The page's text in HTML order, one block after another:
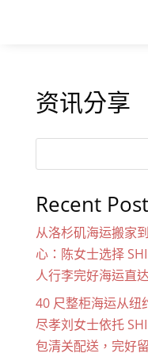
资讯分享
Recent
从洛杉矶海运搬家
心：陈女士选择
人行李完好海运直
40 尺整柜海运从纽
尽孝刘女士依托
包清关配送，完好